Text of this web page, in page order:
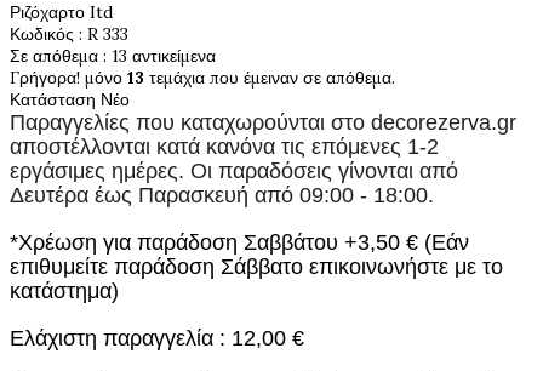
Ριζόχαρτο Itd
Κωδικός : R 333
Σε απόθεμα : 13 αντικείμενα
Γρήγορα! μόνο 13 τεμάχια που έμειναν σε απόθεμα.
Κατάσταση Νέο
Παραγγελίες που καταχωρούνται στο decorezerva.gr
αποστέλλονται κατά κανόνα τις επόμενες 1-2
εργάσιμες ημέρες. Οι παραδόσεις γίνονται από
Δευτέρα έως Παρασκευή από 09:00 - 18:00.
*Χρέωση για παράδοση Σαββάτου +3,50 € (Εάν
επιθυμείτε παράδοση Σάββατο επικοινωνήστε με το
κατάστημα)
Ελάχιστη παραγγελία : 12,00 €